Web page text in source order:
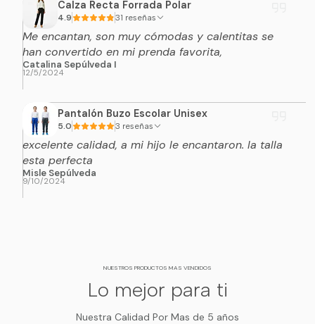
Calza Recta Forrada Polar
4.9 31 reseñas
Me encantan, son muy cómodas y calentitas se
han convertido en mi prenda favorita,
Catalina Sepúlveda I
12/5/2024
Pantalón Buzo Escolar Unisex
5.0 3 reseñas
excelente calidad, a mi hijo le encantaron. la talla
esta perfecta
Misle Sepúlveda
9/10/2024
NUESTROS PRODUCTOS MAS VENDIDOS
Lo mejor para ti
Nuestra Calidad Por Mas de 5 años